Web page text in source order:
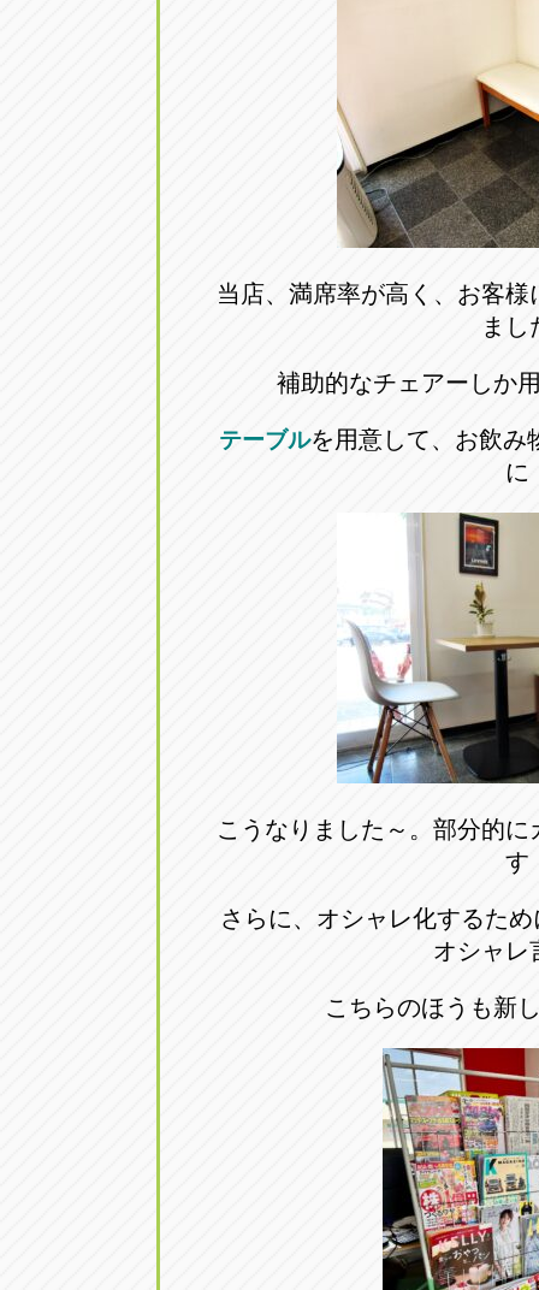
アップル
0568-25-
アップル
0566-43-
アップル
0569-35-
0568-76-
アップル
0561-53-
アップル
0587-66-
オートフ
トラック
アップル名岐バイパス春日店
愛知県北名古屋市中之郷八反
愛知県碧南市立山町4-32-1
アップル常滑店
愛知県小牧市久保新町20
愛知県尾張旭市印場元町5-2-8
愛知県岩倉市大地町長田35-1
トラック市四日市店
当店、満席率が高く、お客
まし
補助的なチェアーしか
テーブルを用意して、お飲み
に
こうなりました～。部分的
す
さらに、オシャレ化するため
オシャレ
こちらのほうも新